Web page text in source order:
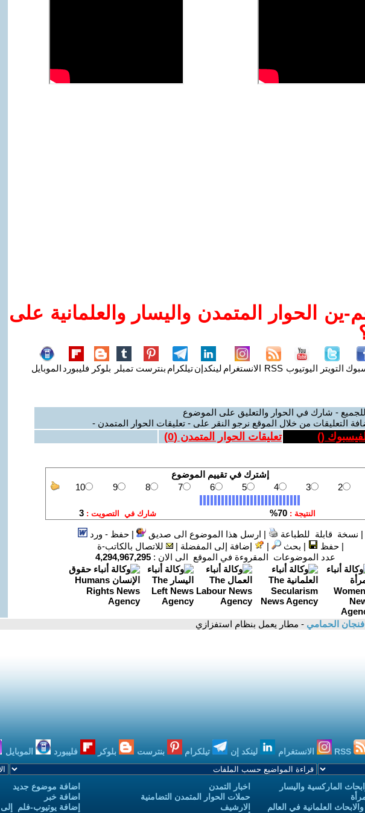
ين الحوار المتمدن واليسار والعلمانية على
التويتر اليوتيوب RSS الانستغرام لينكدإنتيلكرام بنترست تمبلر بلوكر فليبورد الموبايل
- شارك في الحوار والتعليق على الموضوع
التعليقات من خلال الموقع نرجو النقر على - تعليقات الحوار المتمدن -
(
) تعليقات الحوار المتمدن (0
)
| نسخة قابلة للطباعة | ارسل هذا الموضوع الى صديق |حفظ - ورد
|حفظ | بحث | إضافة إلى المفضلة |
للاتصال بالكاتب-ة
عدد الموضوعات المقروءة في الموقع الى الان : 4,294,967,295
الحمامي - مطار يعمل بنظام استفزازي
الانستغرام لينكد إن تيلكرام بنترست بلوكر فليبورد الموبايل
الماركسية واليسار
العلمانية في العالم
اخبار التمدن
حملات الحوار المتمدن التضامنية
الارشيف
اضافة موضوع جديد
اضافة خبر
إضافة يوتيوب-فلم إلى